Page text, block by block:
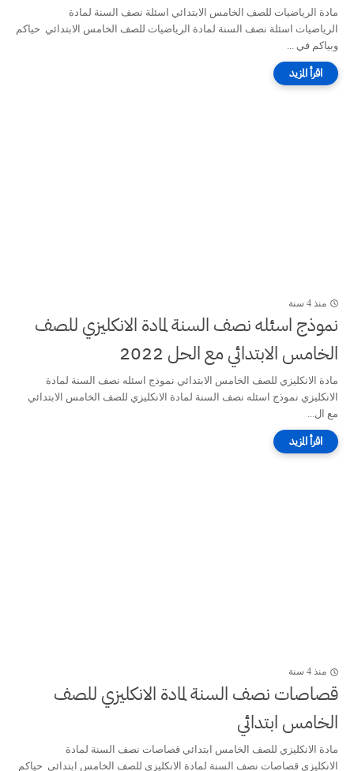
مادة الرياضيات للصف الخامس الابتدائي اسئلة نصف السنة لمادة
الرياضيات اسئلة نصف السنة لمادة الرياضيات للصف الخامس الابتدائي حياكم
وبياكم في ...
منذ 4 سنة
نموذج اسئله نصف السنة لمادة الانكليزي للصف
الخامس الابتدائي مع الحل 2022
مادة الانكليزي للصف الخامس الابتدائي نموذج اسئله نصف السنة لمادة
الانكليزي نموذج اسئله نصف السنة لمادة الانكليزي للصف الخامس الابتدائي
مع ال...
منذ 4 سنة
قصاصات نصف السنة لمادة الانكليزي للصف
الخامس ابتدائي
مادة الانكليزي للصف الخامس ابتدائي قصاصات نصف السنة لمادة
الانكليزي قصاصات نصف السنة لمادة الانكليزي للصف الخامس ابتدائي حياكم